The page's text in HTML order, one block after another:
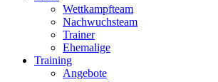
Wettkampfteam
Nachwuchsteam
Trainer
Ehemalige
Training
Angebote